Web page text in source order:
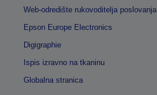
Web-odredište rukovoditelja poslovanja
Epson Europe Electronics
Digigraphie
Ispis izravno na tkaninu
Globalna stranica